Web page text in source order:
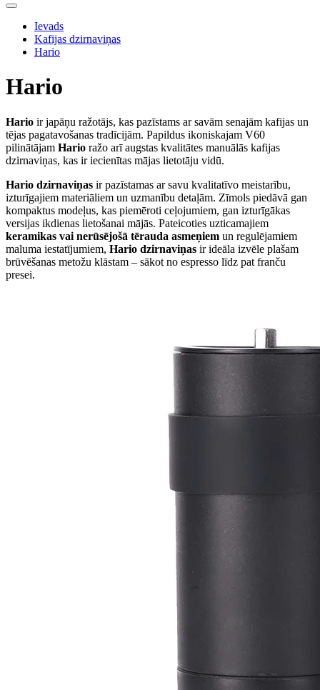
Ievads
Kafijas dzirnaviņas
Hario
Hario
Hario ir japāņu ražotājs, kas pazīstams ar savām senajām kafijas un
tējas pagatavošanas tradīcijām. Papildus ikoniskajam V60
pilinātājam Hario ražo arī augstas kvalitātes manuālās kafijas
dzirnaviņas, kas ir iecienītas mājas lietotāju vidū.
Hario dzirnaviņas ir pazīstamas ar savu kvalitatīvo meistarību,
izturīgajiem materiāliem un uzmanību detaļām. Zīmols piedāvā gan
kompaktus modeļus, kas piemēroti ceļojumiem, gan izturīgākas
versijas ikdienas lietošanai mājās. Pateicoties uzticamajiem
keramikas vai nerūsējošā tērauda asmeņiem un regulējamiem
maluma iestatījumiem, Hario dzirnaviņas ir ideāla izvēle plašam
brūvēšanas metožu klāstam – sākot no espresso līdz pat franču
presei.